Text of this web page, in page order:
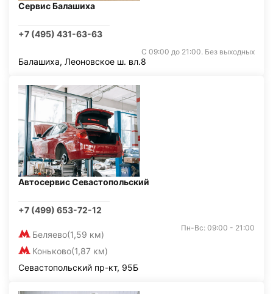
Сервис Балашиха
+7 (495) 431-63-63
С 09:00 до 21:00. Без выходных
Балашиха, Леоновское ш. вл.8
Автосервис Севастопольский
+7 (499) 653-72-12
Беляево(1,59 км)
Коньково(1,87 км)
Пн-Вс: 09:00 - 21:00
Севастопольский пр-кт, 95Б